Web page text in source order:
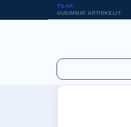
TILAA
UUSIMMAT ARTIKKELIT